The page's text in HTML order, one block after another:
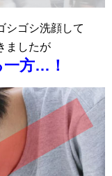
シゴシ洗顔して
ましたが
方…！